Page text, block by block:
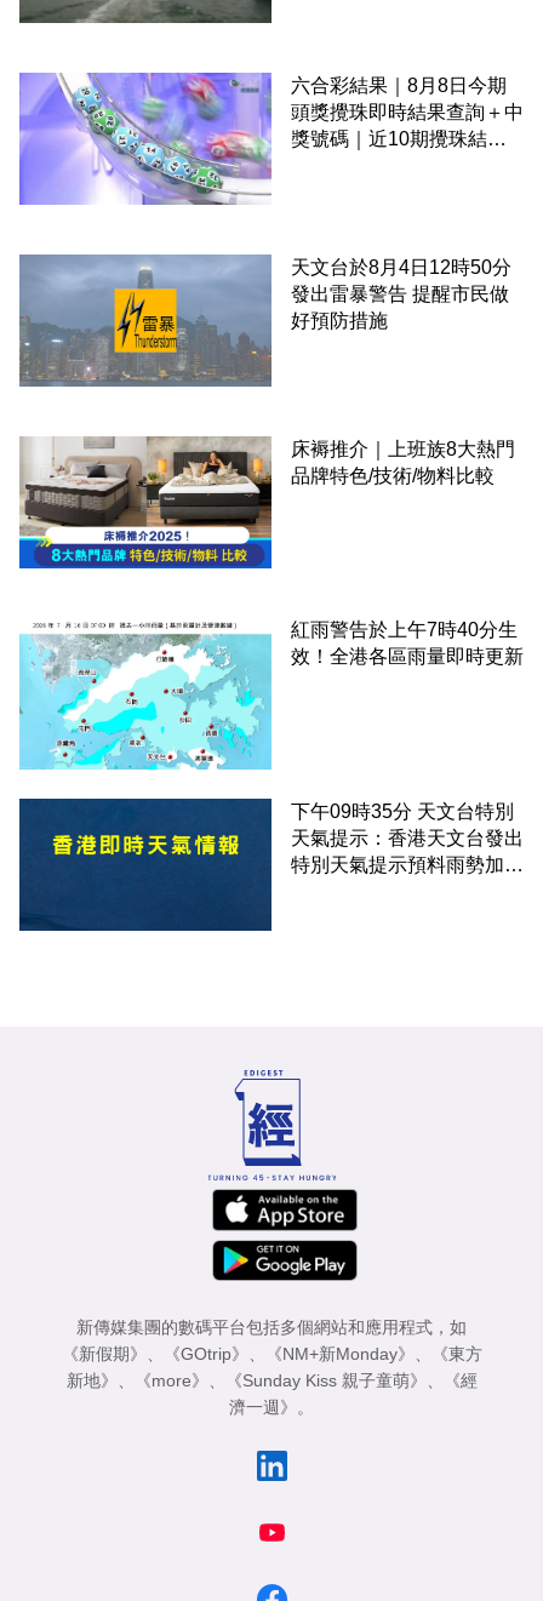
六合彩結果｜8月8日今期
頭獎攪珠即時結果查詢＋中
獎號碼｜近10期攪珠結果
天文台於8月4日12時50分
發出雷暴警告 提醒市民做
好預防措施
床褥推介｜上班族8大熱門
品牌特色/技術/物料比較
紅雨警告於上午7時40分生
效！全港各區雨量即時更新
下午09時35分 天文台特別
天氣提示：香港天文台發出
特別天氣提示預料雨勢加劇
新傳媒集團的數碼平台包括多個網站和應用程式，如
《新假期》
《GOtrip》 《NM+新Monday》
《東方
新地》
《more》 《Sunday Kiss 親子童萌》
《經
濟一週》
。